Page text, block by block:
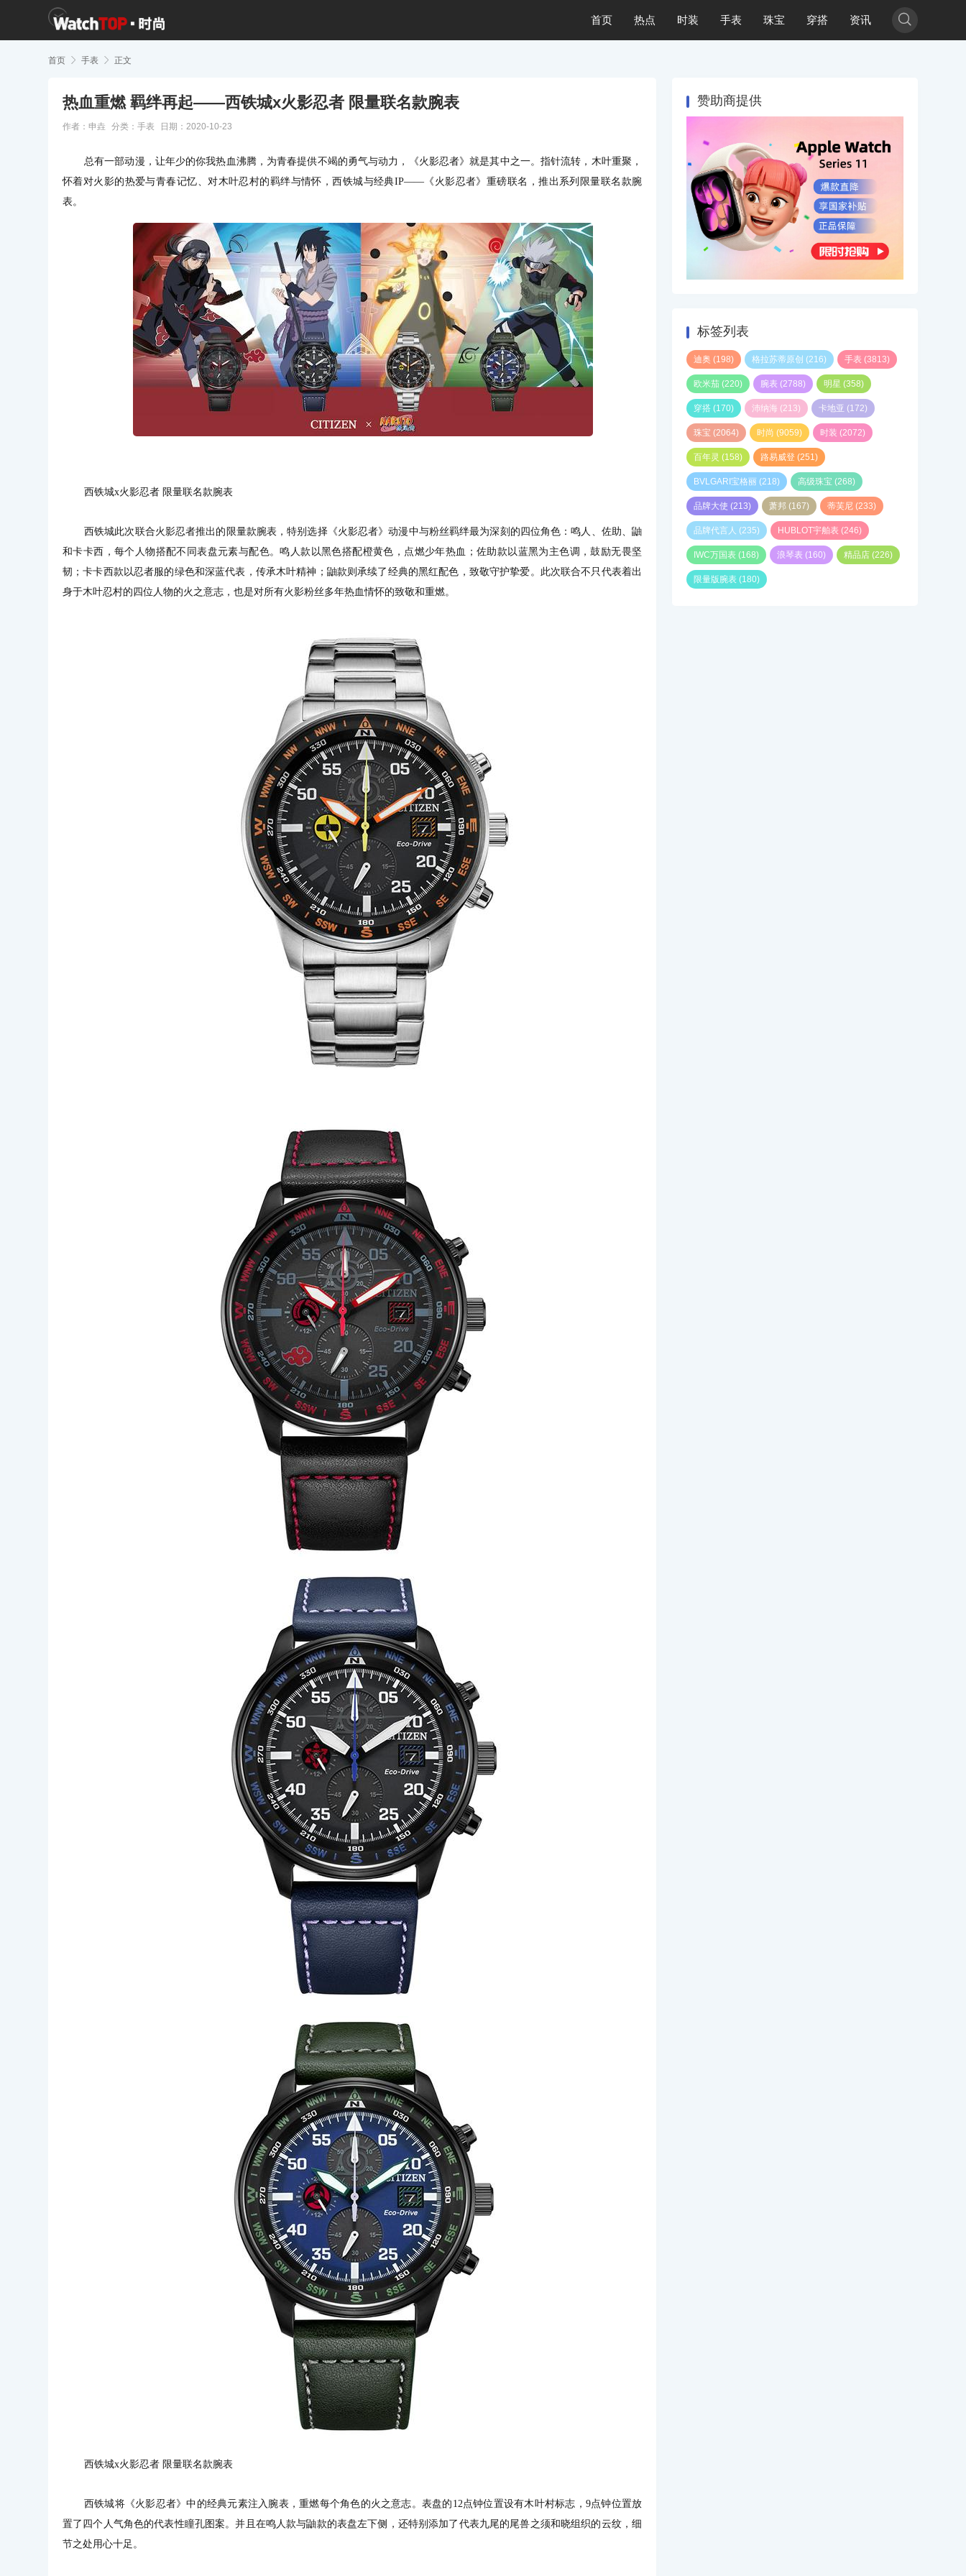
首页 热点 时装 手表 珠宝 穿搭 资讯 
首页  手表  正文
热血重燃 羁绊再起——西铁城x火影忍者 限量联名款腕表
作者：申垚 分类： 手表 日期：2020-10-23
总有一部动漫，让年少的你我热血沸腾，为青春提供不竭的勇气与动力，《火影忍者》就是其中之一。指针流转，木叶重聚，
怀着对火影的热爱与青春记忆、对木叶忍村的羁绊与情怀，西铁城与经典IP——《火影忍者》重磅联名，推出系列限量联名款腕
表。
西铁城x火影忍者 限量联名款腕表
西铁城此次联合火影忍者推出的限量款腕表，特别选择《火影忍者》动漫中与粉丝羁绊最为深刻的四位角色：鸣人、佐助、鼬
和卡卡西，每个人物搭配不同表盘元素与配色。鸣人款以黑色搭配橙黄色，点燃少年热血；佐助款以蓝黑为主色调，鼓励无畏坚
韧；卡卡西款以忍者服的绿色和深蓝代表，传承木叶精神；鼬款则承续了经典的黑红配色，致敬守护挚爱。此次联合不只代表着出
身于木叶忍村的四位人物的火之意志，也是对所有火影粉丝多年热血情怀的致敬和重燃。
西铁城x火影忍者 限量联名款腕表
西铁城将《火影忍者》中的经典元素注入腕表，重燃每个角色的火之意志。表盘的12点钟位置设有木叶村标志，9点钟位置放
置了四个人气角色的代表性瞳孔图案。并且在鸣人款与鼬款的表盘左下侧，还特别添加了代表九尾的尾兽之须和晓组织的云纹，细
节之处用心十足。
赞助商提供
标签列表
迪奥 (198) 格拉苏蒂原创 (216) 手表 (3813)
欧米茄 (220) 腕表 (2788) 明星 (358)
穿搭 (170) 沛纳海 (213) 卡地亚 (172)
珠宝 (2064) 时尚 (9059) 时装 (2072)
百年灵 (158) 路易威登 (251)
BVLGARI宝格丽 (218) 高级珠宝 (268)
品牌大使 (213) 萧邦 (167) 蒂芙尼 (233)
品牌代言人 (235) HUBLOT宇舶表 (246)
IWC万国表 (168) 浪琴表 (160) 精品店 (226)
限量版腕表 (180)